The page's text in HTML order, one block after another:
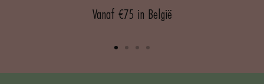
Vanaf €75 in België
naarnaarnaarnaar